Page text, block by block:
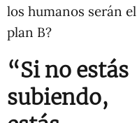
los humanos serán el
plan B?
“Si no estás
subiendo,